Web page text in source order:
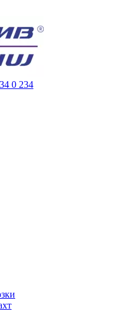
0 234